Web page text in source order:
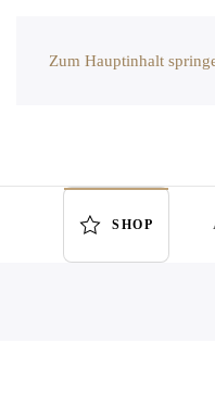
Zum Hauptinhalt
SHOP